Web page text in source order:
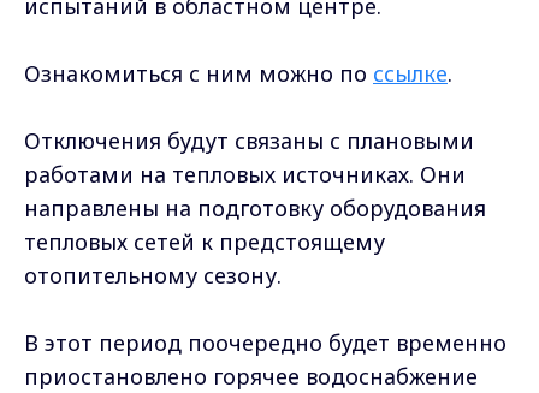
Ознакомиться с ним можно по ссылке.
Отключения будут связаны с плановыми
работами на тепловых источниках. Они
направлены на подготовку оборудования
тепловых сетей к предстоящему
отопительному сезону.
В этот период поочередно будет временно
приостановлено горячее водоснабжение